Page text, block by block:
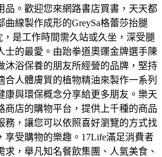
品。歡迎您來網路書店買書，天天都
曲線製作成形的GreySa格蕾莎抬腿
是工作時間需久站或久坐，深受腿
士的最愛。 由跆拳道奧運金牌選手陳
沐浴保養的朋友所經營的品牌，堅持
合人體膚質的植物精油來製作一系列
康與環保概念分享給更多朋友。 樂天
商店的購物平台，提供上千種的商品
務，讓您可以依照喜好瀏覽的方式找
享受購物的樂趣。 17Life滿足消費者
求，舉凡知名餐飲集團、人氣美食、